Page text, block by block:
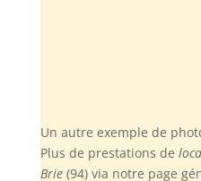
Un autre exemple de
Plus de prestations de
Brie(94) via notre page